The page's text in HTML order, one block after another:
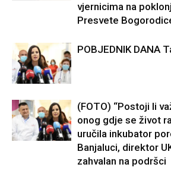
vjernicima na
Presvete
POBJEDNIK DANA
(FOTO) “Postoji li
onog gdje se život
uručila inkubator
Banjaluci, direktor
zahvalan na podršci